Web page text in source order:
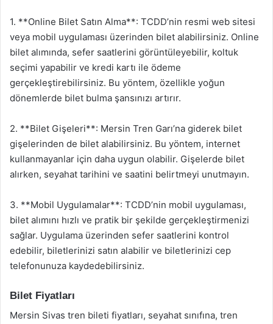
1. **Online Bilet Satın Alma**: TCDD’nin resmi web sitesi
veya mobil uygulaması üzerinden bilet alabilirsiniz. Online
bilet alımında, sefer saatlerini görüntüleyebilir, koltuk
seçimi yapabilir ve kredi kartı ile ödeme
gerçekleştirebilirsiniz. Bu yöntem, özellikle yoğun
dönemlerde bilet bulma şansınızı artırır.
2. **Bilet Gişeleri**: Mersin Tren Garı’na giderek bilet
gişelerinden de bilet alabilirsiniz. Bu yöntem, internet
kullanmayanlar için daha uygun olabilir. Gişelerde bilet
alırken, seyahat tarihini ve saatini belirtmeyi unutmayın.
3. **Mobil Uygulamalar**: TCDD’nin mobil uygulaması,
bilet alımını hızlı ve pratik bir şekilde gerçekleştirmenizi
sağlar. Uygulama üzerinden sefer saatlerini kontrol
edebilir, biletlerinizi satın alabilir ve biletlerinizi cep
telefonunuza kaydedebilirsiniz.
Bilet Fiyatları
Mersin Sivas tren bileti fiyatları, seyahat sınıfına, tren